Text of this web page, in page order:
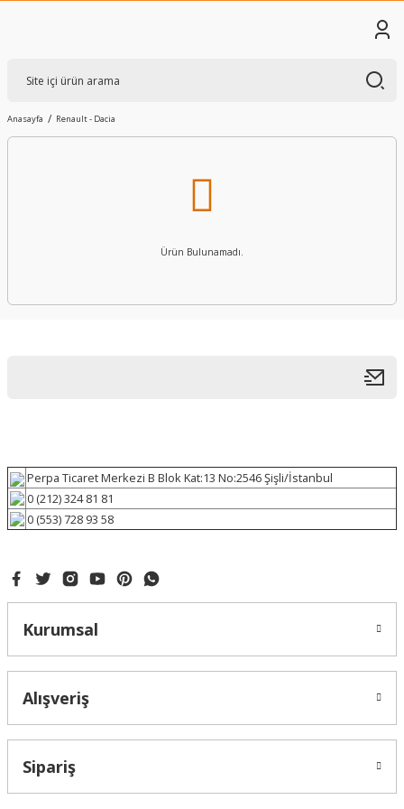
Anasayfa Renault - Dacia
Ürün Bulunamadı.
Perpa Ticaret Merkezi B Blok Kat:13 No:2546 Şişli/İstanbul
0 (212) 324 81 81
0 (553) 728 93 58
Kurumsal
Alışveriş
Sipariş